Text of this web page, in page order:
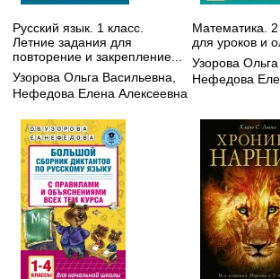
Русский язык. 1 класс.
Летние задания для
повторение и закрепление...
Узорова Ольга Васильевна
Нефедова Елена Алексеевна
Математика.
для уроков и
Узорова
Нефедова